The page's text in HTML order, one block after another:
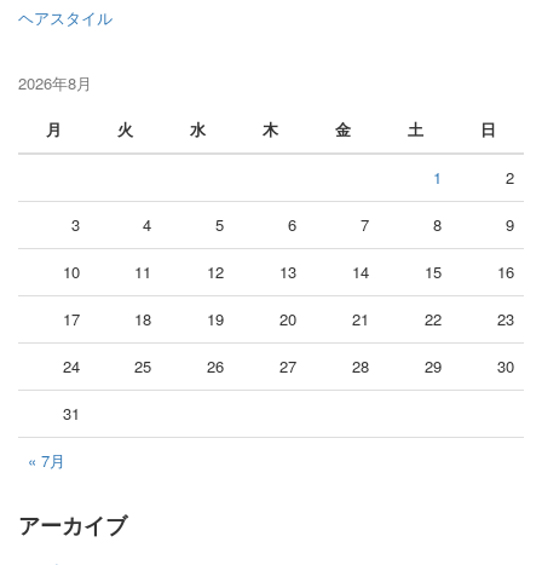
ヘアスタイル
2026年8月
月
火 水 木 金 土 日
« 7月
1 2
3 4 5 6 7 8 9
10 11 12 13 14 15 16
17 18 19 20 21 22 23
24 25 26 27 28 29 30
31
アーカイブ